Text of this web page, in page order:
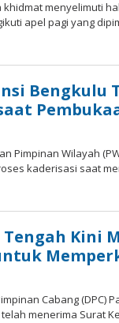
khidmat menyelimuti
apel pagi yang
Bengkulu
Pimpinan Wilayah
kaderisasi saat
Tengah Kini
Cabang
menerima Surat